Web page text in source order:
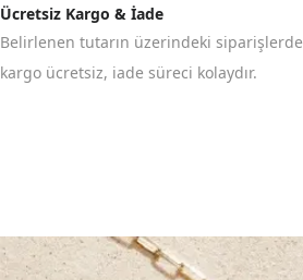
Ücretsiz Kargo & İade
Belirlenen tutarın üzerindeki siparişlerde
kargo ücretsiz, iade süreci kolaydır.